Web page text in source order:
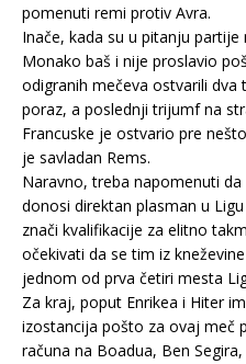
pomenuti remi protiv Avra.
Inače, kada su u pitanju
Monako baš i nije proslavio
odigranih mečeva ostvarili
poraz, a poslednji trijumf na
Francuske je ostvario pre
je savladan Rems.
Naravno, treba napomenuti
donosi direktan plasman u
znači kvalifikacije za elitno
očekivati da se tim iz
jednom od prva četiri mesta
Za kraj, poput Enrikea i Hiter
izostancija pošto za ovaj meč
računa na Boadua, Ben